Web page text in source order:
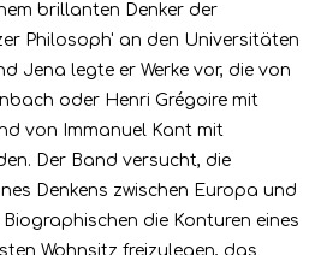
brillanten Denker der
Philosoph' an den Universitäten
Jena legte er Werke vor, die von
oder Henri Grégoire mit
von Immanuel Kant mit
Der Band versucht, die
Denkens zwischen Europa und
die Konturen eines
Wohnsitz freizulegen, das